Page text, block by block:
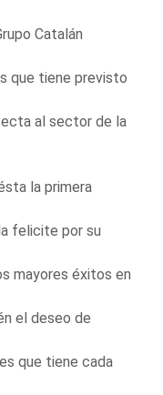
Catalán
que tiene previsto
al sector de la
la primera
felicite por su
mayores éxitos en
el deseo de
que tiene cada